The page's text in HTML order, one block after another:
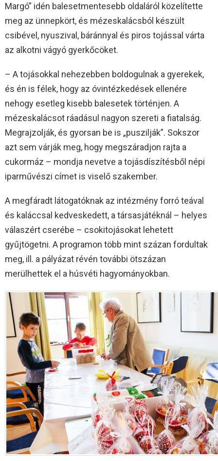
Margó” idén balesetmentesebb oldaláról közelítette
meg az ünnepkört, és mézeskalácsból készült
csibével, nyuszival, báránnyal és piros tojással várta
az alkotni vágyó gyerkőcöket.
– A tojásokkal nehezebben boldogulnak a gyerekek,
és én is félek, hogy az óvintézkedések ellenére
nehogy esetleg kisebb balesetek történjen. A
mézeskalácsot ráadásul nagyon szereti a fiatalság.
Megrajzolják, és gyorsan be is „puszilják”. Sokszor
azt sem várják meg, hogy megszáradjon rajta a
cukormáz – mondja nevetve a tojásdíszítésből népi
iparművészi címet is viselő szakember.
A megfáradt látogatóknak az intézmény forró teával
és kaláccsal kedveskedett, a társasjátéknál – helyes
válaszért cserébe – csokitojásokat lehetett
gyűjtögetni. A programon több mint százan fordultak
meg, ill. a pályázat révén további ötszázan
merülhettek el a húsvéti hagyományokban.